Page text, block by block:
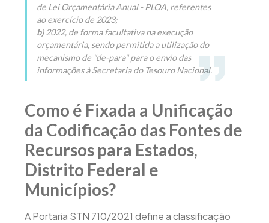
de Lei Orçamentária Anual - PLOA, referentes
ao exercício de 2023;
b)2022, de forma facultativa na execução
orçamentária, sendo permitida a utilização do
mecanismo de "de-para" para o envio das
informações à Secretaria do Tesouro Nacional.
Como é Fixada a Unificação
da Codificação das Fontes de
Recursos para Estados,
Distrito Federal e
Municípios?
A Portaria STN 710/2021 define a classificação